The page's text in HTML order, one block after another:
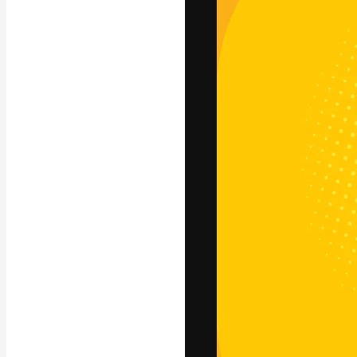
La plataforma
trabajo. Más
entre
Español